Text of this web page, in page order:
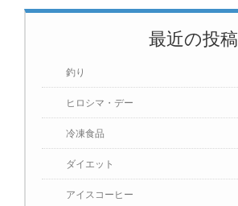
最近の投稿
釣り
ヒロシマ・デー
冷凍食品
ダイエット
アイスコーヒー